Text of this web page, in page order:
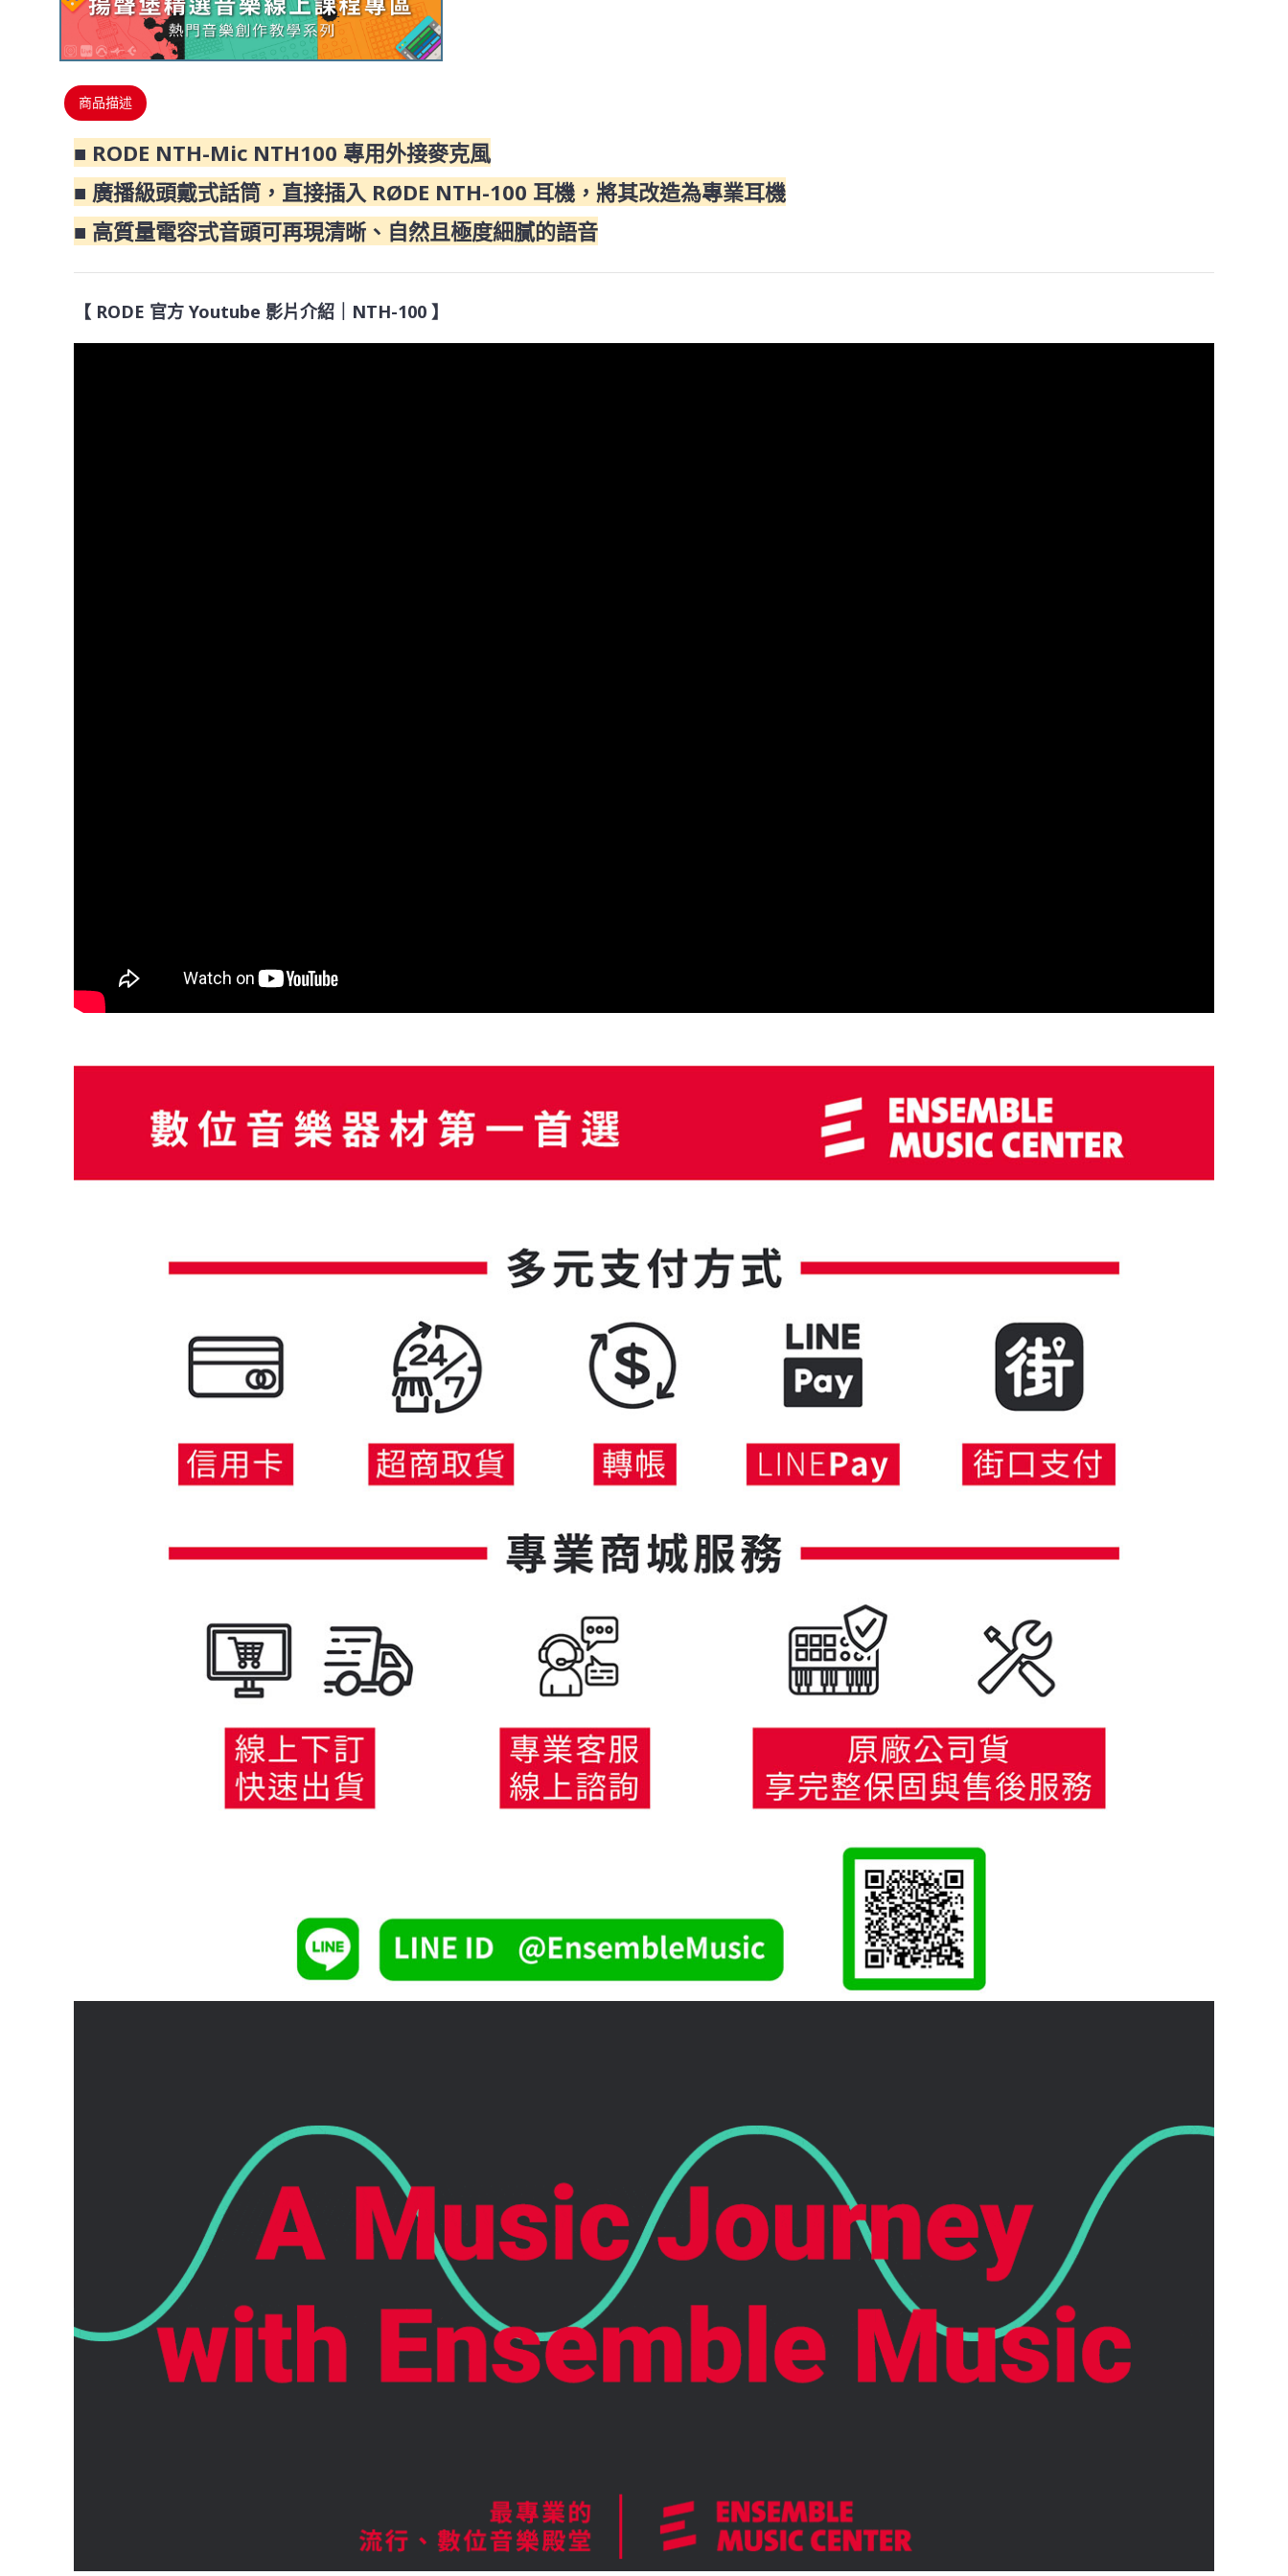
商品描述
■ RODE NTH-Mic NTH100 專用外接麥克風
■ 廣播級頭戴式話筒，直接插入 RØDE NTH-100 耳機，將其改造為專業耳機
■ 高質量電容式音頭可再現清晰、自然且極度細膩的語音
【 RODE 官方 Youtube 影片介紹｜NTH-100 】